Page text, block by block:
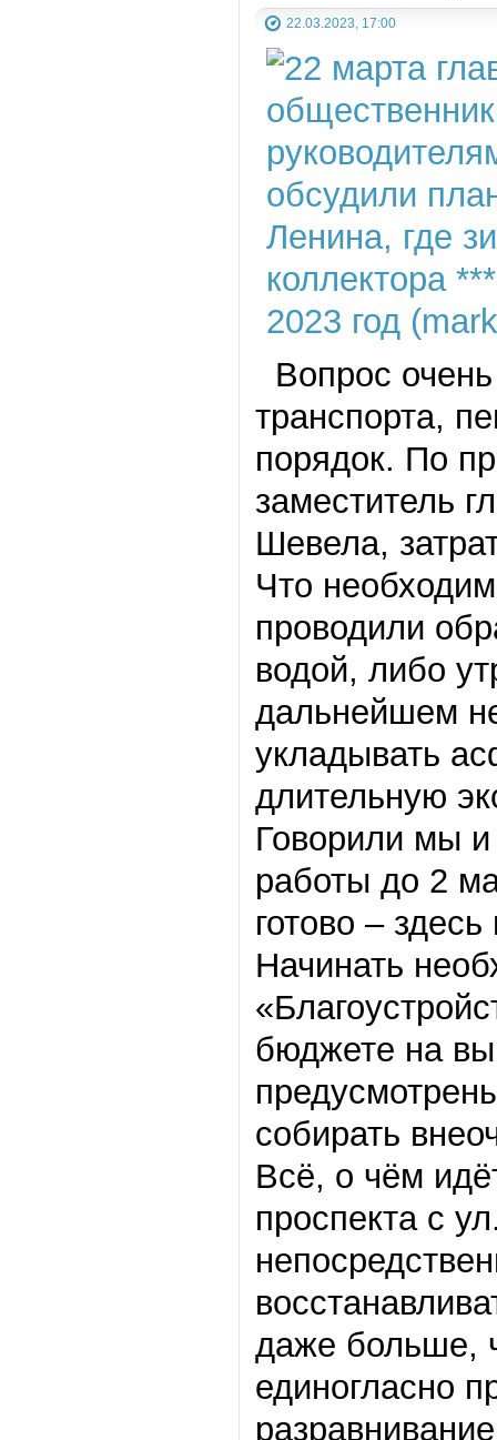
22.03.2023, 17:00
Вопрос
транспорта,
порядок. По
заместитель
Шевела,
Что
проводили
водой, либо
дальнейшем
укладывать
длительную
Говорили мы
работы до 2
готово –
Начинать
бюджете на
собирать
Всё, о чём
проспекта с
даже больше,
единогласно